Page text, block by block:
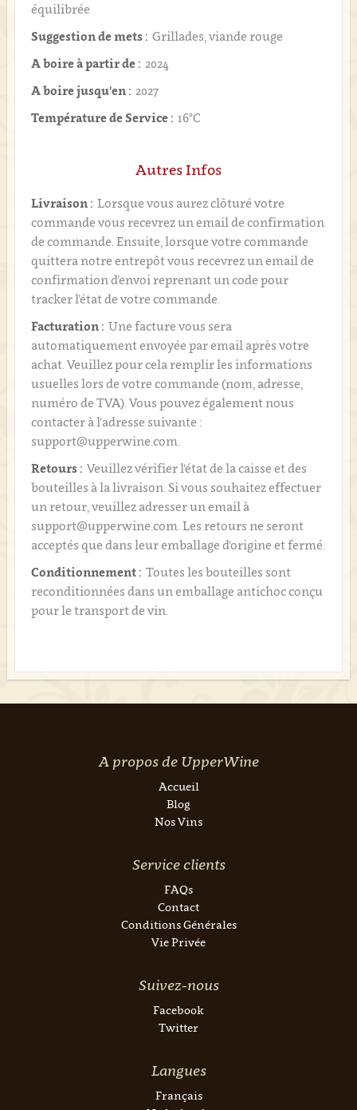
équilibrée
Suggestion de mets : Grillades, viande rouge
A boire à partir de : 2024
A boire jusqu'en : 2027
Température de Service : 16°C
Autres Infos
Livraison : Lorsque vous aurez clôturé votre
commande vous recevrez un email de confirmation
de commande. Ensuite, lorsque votre commande
quittera notre entrepôt vous recevrez un email de
confirmation d’envoi reprenant un code pour
tracker l’état de votre commande.
Facturation : Une facture vous sera
automatiquement envoyée par email après votre
achat. Veuillez pour cela remplir les informations
usuelles lors de votre commande (nom, adresse,
numéro de TVA). Vous pouvez également nous
contacter à l'adresse suivante :
support@upperwine.com.
Retours : Veuillez vérifier l'état de la caisse et des
bouteilles à la livraison. Si vous souhaitez effectuer
un retour, veuillez adresser un email à
support@upperwine.com. Les retours ne seront
acceptés que dans leur emballage d'origine et fermé.
Conditionnement : Toutes les bouteilles sont
reconditionnées dans un emballage antichoc conçu
pour le transport de vin.
A propos de UpperWine
Accueil
Blog
Nos Vins
Service clients
FAQs
Contact
Conditions Générales
Vie Privée
Suivez-nous
Facebook
Twitter
Langues
Français